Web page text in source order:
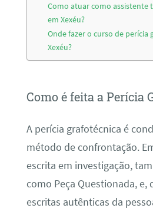
Como atuar como assistente
em Xexéu?
Onde fazer o curso de perícia
Xexéu?
Como é feita a Perícia
A perícia grafotécnica é
método de confrontação.
escrita em investigação,
como Peça Questionada, e,
escritas autênticas da